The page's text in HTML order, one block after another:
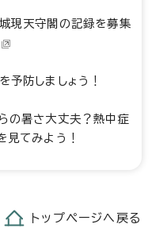
現天守閣の記録を募集
予防しましょう！
の暑さ大丈夫？熱中症
見てみよう！
トップページへ戻る